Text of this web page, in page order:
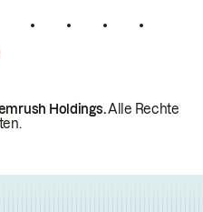
Holdings.Alle Rechte